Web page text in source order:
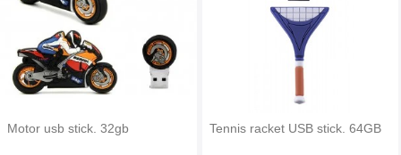
Motor usb stick. 32gb Tennis racket USB stick. 64GB